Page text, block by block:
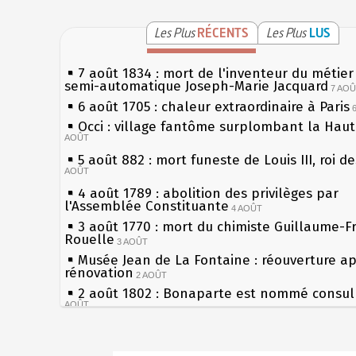
Les PlusRÉCENTS Les Plus LUS
7 août 1834 : mort de l'inventeur du
semi-automatique Joseph-Marie Jacquard 7
6 août 1705 : chaleur extraordinaire à Paris
Occi : village fantôme surplombant la
AOÛT
5 août 882 : mort funeste de Louis III, roi
AOÛT
4 août 1789 : abolition des privilèges par
l'Assemblée Constituante 4 AOÛT
3 août 1770 : mort du chimiste Guillaume-
Rouelle 3 AOÛT
Musée Jean de La Fontaine : réouverture
rénovation 2 AOÛT
2 août 1802 : Bonaparte est nommé
AOÛT